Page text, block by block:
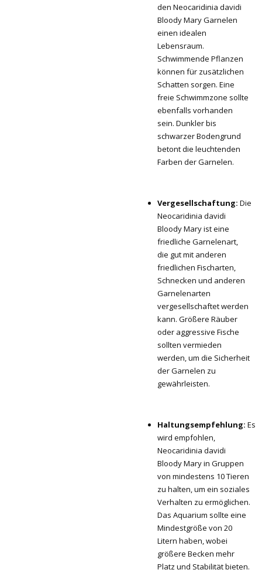
den Neocaridinia davidi
Bloody Mary Garnelen
einen idealen
Lebensraum.
Schwimmende Pflanzen
können für zusätzlichen
Schatten sorgen. Eine
freie Schwimmzone sollte
ebenfalls vorhanden
sein. Dunkler bis
schwarzer Bodengrund
betont die leuchtenden
Farben der Garnelen.
Vergesellschaftung: Die
Neocaridinia davidi
Bloody Mary ist eine
friedliche Garnelenart,
die gut mit anderen
friedlichen Fischarten,
Schnecken und anderen
Garnelenarten
vergesellschaftet werden
kann. Größere Räuber
oder aggressive Fische
sollten vermieden
werden, um die Sicherheit
der Garnelen zu
gewährleisten.
Haltungsempfehlung: Es
wird empfohlen,
Neocaridinia davidi
Bloody Mary in Gruppen
von mindestens 10 Tieren
zu halten, um ein soziales
Verhalten zu ermöglichen.
Das Aquarium sollte eine
Mindestgröße von 20
Litern haben, wobei
größere Becken mehr
Platz und Stabilität bieten.